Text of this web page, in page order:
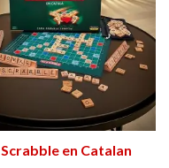
Scrabble en Catalan